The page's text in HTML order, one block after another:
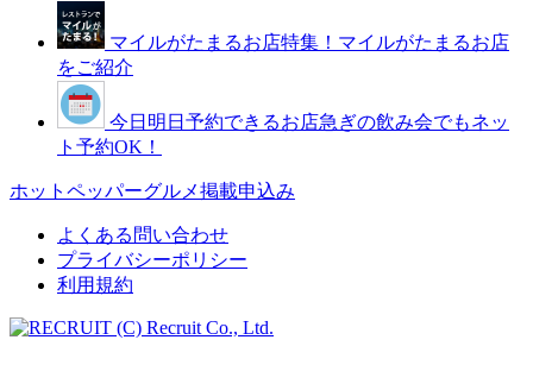
マイルがたまるお店特集！ マイルがたまるお店
をご紹介
今日明日予約できるお店急ぎの飲み会でもネッ
ト予約OK！
ホットペッパーグルメ掲載申込み
よくある問い合わせ
プライバシーポリシー
利用規約
(C) Recruit Co., Ltd.